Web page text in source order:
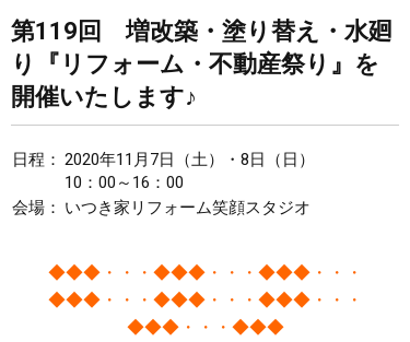
第119回 増改築・塗り替え・水廻
り『リフォーム・不動産祭り』を
開催いたします♪
日程： 2020年11月7日（土）・8日（日）
10：00～16：00
会場： いつき家リフォーム笑顔スタジオ
◆◆◆・・・◆◆◆・・・◆◆◆・・・
◆◆◆・・・◆◆◆・・・◆◆◆・・・
◆◆◆・・・◆◆◆